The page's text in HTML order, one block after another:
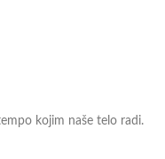
kojim naše telo radi.